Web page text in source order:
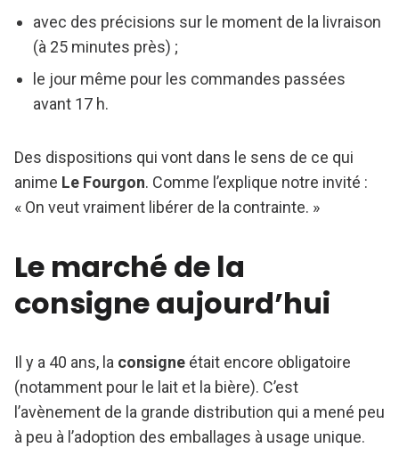
avec des précisions sur le moment de la livraison
(à 25 minutes près) ;
le jour même pour les commandes passées
avant 17 h.
Des dispositions qui vont dans le sens de ce qui
anime Le Fourgon. Comme l’explique notre invité :
« On veut vraiment libérer de la contrainte. »
Le marché de la
consigne aujourd’hui
Il y a 40 ans, la consigne était encore obligatoire
(notamment pour le lait et la bière). C’est
l’avènement de la grande distribution qui a mené peu
à peu à l’adoption des emballages à usage unique.